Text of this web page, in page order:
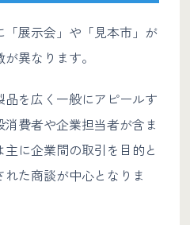
展示会」や「見本市」が
異なります。
を広く一般にアピールす
費者や企業担当者が含ま
に企業間の取引を目的と
た商談が中心となりま